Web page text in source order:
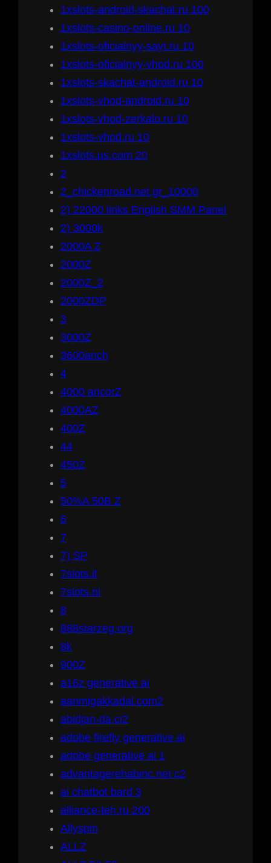
1xslots-android-skachat.ru 100
1xslots-casino-online.ru 10
1xslots-oficialnyy-sayt.ru 10
1xslots-oficialnyy-vhod.ru 100
1xslots-skachat-android.ru 10
1xslots-vhod-android.ru 10
1xslots-vhod-zerkalo.ru 10
1xslots-vhod.ru 10
1xslots.us.com 20
2
2_chickenroad.net.gr_10000
2) 22000 links English SMM Panel
2) 3000k
2000A Z
2000Z
2000Z_2
2000ZDP
3
3000Z
3600anch
4
4000 ancorZ
4000AZ
400Z
44
450Z
5
50%A 50B Z
6
7
7) SP
7slots.it
7slots.nl
8
888starzeg.org
8k
900Z
a16z generative ai
aanmigakkadal.com2
abidjan-da.ci2
adobe firefly generative ai
adobe generative ai 1
advantagerehabinc.net c2
ai chatbot bard 3
alliance-teh.ru 200
Allyspin
ALLZ